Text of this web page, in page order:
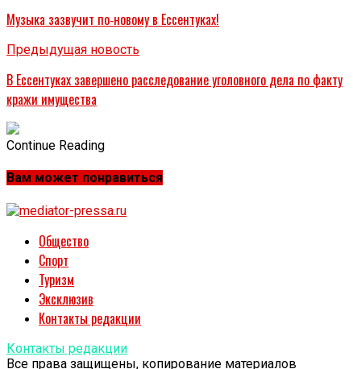
Музыка зазвучит по‑новому в Ессентуках!
Предыдущая новость
В Ессентуках завершено расследование уголовного дела по факту
кражи имущества
Continue Reading
Вам может понравиться
Общество
Спорт
Туризм
Эксклюзив
Контакты редакции
Контакты редакции
Все права защищены, копирование материалов